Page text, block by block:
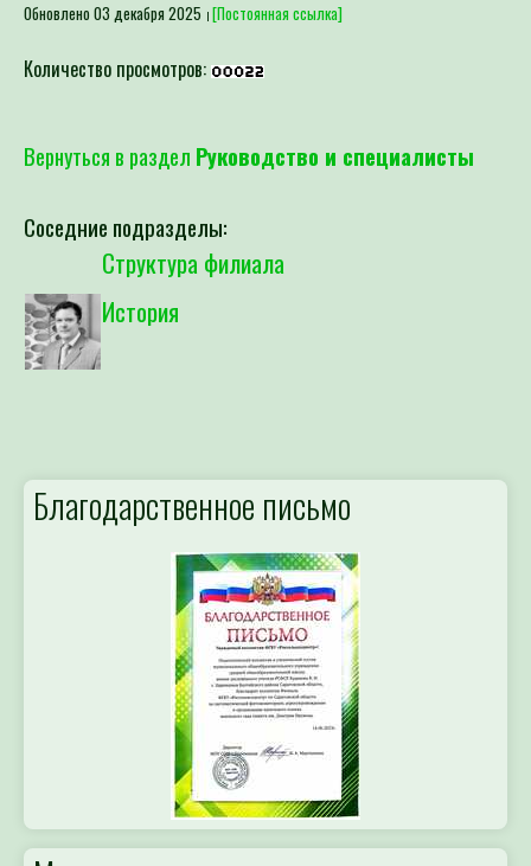
Обновлено 03 декабря 2025 [Постоянная ссылка]
Количество просмотров:
Вернуться в раздел Руководство и специалисты
Соседние подразделы:
Структура филиала
История
Благодарственное письмо